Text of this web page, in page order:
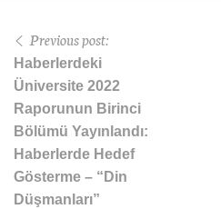
Previous post:
Haberlerdeki
Üniversite 2022
Raporunun Birinci
Bölümü Yayınlandı:
Haberlerde Hedef
Gösterme – “Din
Düşmanları”